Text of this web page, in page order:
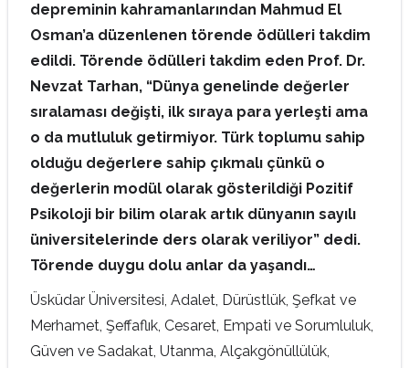
depreminin kahramanlarından Mahmud El
Osman’a düzenlenen törende ödülleri takdim
edildi. Törende ödülleri takdim eden Prof. Dr.
Nevzat Tarhan, “Dünya genelinde değerler
sıralaması değişti, ilk sıraya para yerleşti ama
o da mutluluk getirmiyor. Türk toplumu sahip
olduğu değerlere sahip çıkmalı çünkü o
değerlerin modül olarak gösterildiği Pozitif
Psikoloji bir bilim olarak artık dünyanın sayılı
üniversitelerinde ders olarak veriliyor” dedi.
Törende duygu dolu anlar da yaşandı…
Üsküdar Üniversitesi, Adalet, Dürüstlük, Şefkat ve
Merhamet, Şeffaflık, Cesaret, Empati ve Sorumluluk,
Güven ve Sadakat, Utanma, Alçakgönüllülük,